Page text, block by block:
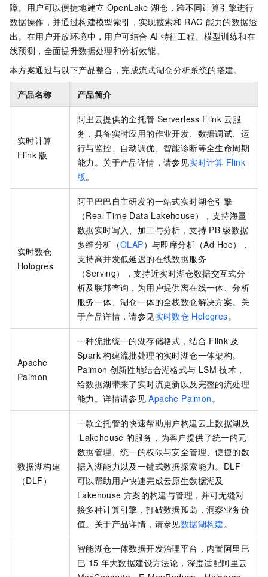
障。用户可以便捷地建立 OpenLake 湖仓，跨不同计算引擎进行
数据操作，并通过构建模型索引，实现搜索和 RAG 能力的数据透
出。在用户开放环境中，用户可结合 AI 特征工程、模型训练和在
线预测，全面提升数据处理和分析效能。
本方案通过与以下产品整合，完成流式湖仓分析系统的搭建。
产品名称 产品简介
实时计算
Flink 版
阿里云提供的全托管 Serverless Flink 云服
务，具备实时应用的作业开发、数据调试、运
行与监控、自动调优、智能诊断等全生命周期
能力。关于产品详情，请参见实时计算 Flink
版。
实时数仓
Hologres
阿里巴巴自主研发的一站式实时湖仓引擎
（Real-Time Data Lakehouse），支持海量
数据实时写入、加工与分析，支持 PB 级数据
多维分析（OLAP）与即席分析（Ad Hoc），
支持高并发低延迟的在线数据服务
（Serving），支持近实时湖仓数据交互式分
析及联邦查询，为用户提供离在线一体、分析
服务一体、湖仓一体的全栈数仓解决方案。关
于产品详情，请参见实时数仓 Hologres。
Apache
Paimon
一种流批统一的湖存储格式，结合 Flink 及
Spark 构建流批处理的实时湖仓一体架构。
Paimon 创新性地结合湖格式与 LSM 技术，
给数据湖带来了实时流更新以及完整的流处理
能力。详情请参见 Apache Paimon。
数据湖构建
（DLF）
一款全托管的快速帮助用户构建云上数据湖及
Lakehouse 的服务，为客户提供了统一的元
数据管理、统一的权限与安全管理、便捷的数
据入湖能力以及一键式数据探索能力。DLF
可以帮助用户快速完成云原生数据湖及
Lakehouse 方案的构建与管理，并可无缝对
接多种计算引擎，打破数据孤岛，洞察业务价
值。关于产品详情，请参见数据湖构建。
智能湖仓一体数据开发治理平台，内置阿里巴
巴 15 年大数据建设方法论，深度适配阿里云